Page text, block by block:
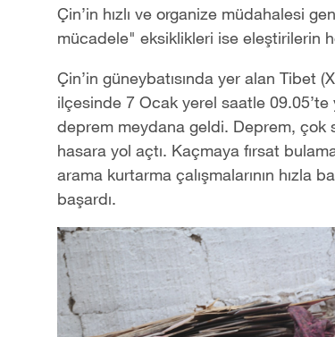
Çin’in hızlı ve organize müdahalesi
mücadele" eksiklikleri ise eleştirilerin
Çin’in güneybatısında yer alan Tibet
ilçesinde 7 Ocak yerel saatle
deprem meydana geldi. Deprem, çok
hasara yol açtı. Kaçmaya fırsat
arama kurtarma çalışmalarının hızla
başardı.